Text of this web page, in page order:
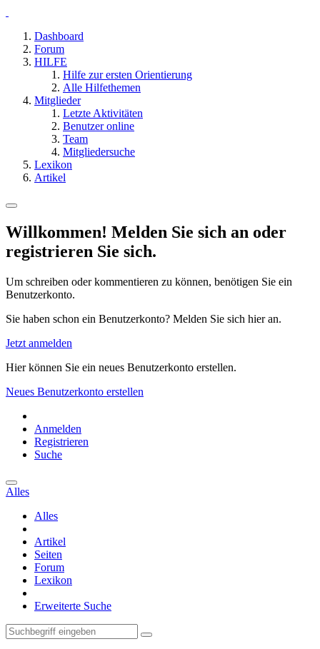
Dashboard
Forum
HILFE
Hilfe zur ersten Orientierung
Alle Hilfethemen
Mitglieder
Letzte Aktivitäten
Benutzer online
Team
Mitgliedersuche
Lexikon
Artikel
Willkommen! Melden Sie sich an oder
registrieren Sie sich.
Um schreiben oder kommentieren zu können, benötigen Sie ein
Benutzerkonto.
Sie haben schon ein Benutzerkonto? Melden Sie sich hier an.
Jetzt anmelden
Hier können Sie ein neues Benutzerkonto erstellen.
Neues Benutzerkonto erstellen
Anmelden
Registrieren
Suche
Alles
Alles
Artikel
Seiten
Forum
Lexikon
Erweiterte Suche